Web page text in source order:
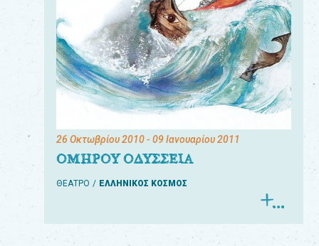
26 Οκτωβρίου 2010- 09 Ιανουαρίου 2011
ΟΜΗΡΟΥ ΟΔΥΣΣΕΙΑ
ΘΕΑΤΡΟ ΕΛΛΗΝΙΚΟΣ ΚΟΣΜΟΣ